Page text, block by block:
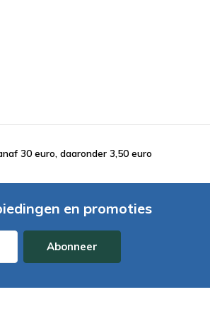
30 euro, daaronder 3,50 euro
en promoties
Abonneer